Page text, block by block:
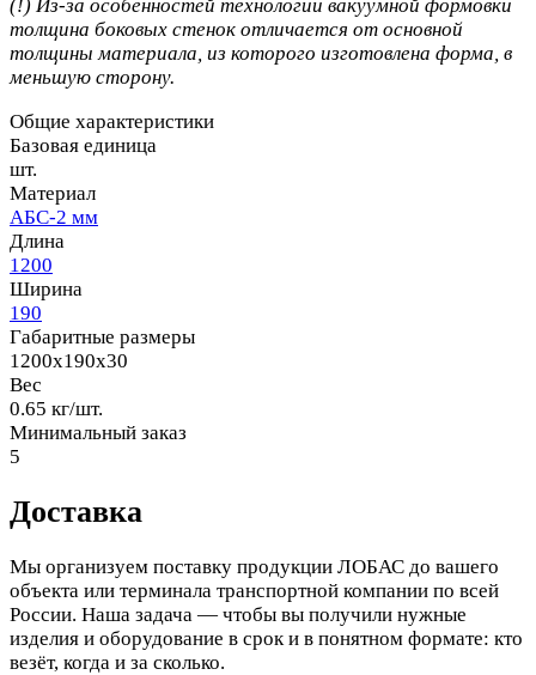
(!) Из-за особенностей технологии вакуумной формовки
толщина боковых стенок отличается от основной
толщины материала, из которого изготовлена форма, в
меньшую сторону.
Общие характеристики
Базовая единица
шт.
Материал
АБС-2 мм
Длина
1200
Ширина
190
Габаритные размеры
1200x190x30
Вес
0.65 кг/шт.
Минимальный заказ
5
Доставка
Мы организуем поставку продукции ЛОБАС до вашего
объекта или терминала транспортной компании по всей
России. Наша задача — чтобы вы получили нужные
изделия и оборудование в срок и в понятном формате: кто
везёт, когда и за сколько.